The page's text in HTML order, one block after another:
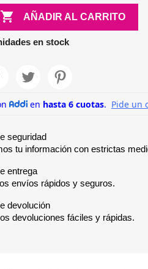
 AÑADIR AL CARRITO
en stock
seguridad
tu información con estrictas
entrega
envíos rápidos y seguros.
devolución
devoluciones fáciles y rápidas.